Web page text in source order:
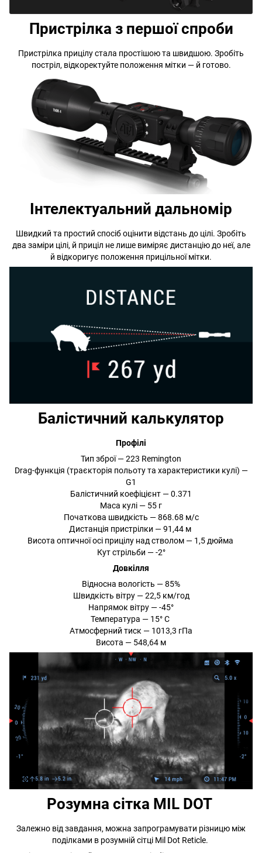
Пристрілка з першої спроби
Пристрілка прицілу стала простішою та швидшою. Зробіть
постріл, відкоректуйте положення мітки — й готово.
Інтелектуальний дальномір
Швидкий та простий спосіб оцінити відстань до цілі. Зробіть
два заміри цілі, й приціл не лише виміряє дистанцію до неї, але
й відкоригує положення прицільної мітки.
Балістичний калькулятор
Профілі
Тип зброї — 223 Remington
Drag-функція (траєкторія польоту та характеристики кулі) —
G1
Балістичний коефіцієнт — 0.371
Маса кулі — 55 г
Початкова швидкість — 868.68 м/с
Дистанція пристрілки — 91,44 м
Висота оптичної осі прицілу над стволом — 1,5 дюйма
Кут стрільби — -2°
Довкілля
Відносна вологість — 85%
Швидкість вітру — 22,5 км/год
Напрямок вітру — -45°
Температура — 15° С
Атмосферний тиск — 1013,3 гПа
Висота — 548,64 м
Розумна сітка MIL DOT
Залежно від завдання, можна запрограмувати різницю між
поділками в розумній сітці Mil Dot Reticle.